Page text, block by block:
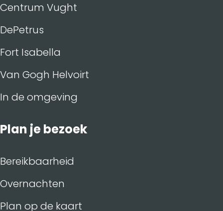
Centrum Vught
DePetrus
Fort Isabella
Van Gogh Helvoirt
In de omgeving
Plan je bezoek
Bereikbaarheid
Overnachten
Plan op de kaart